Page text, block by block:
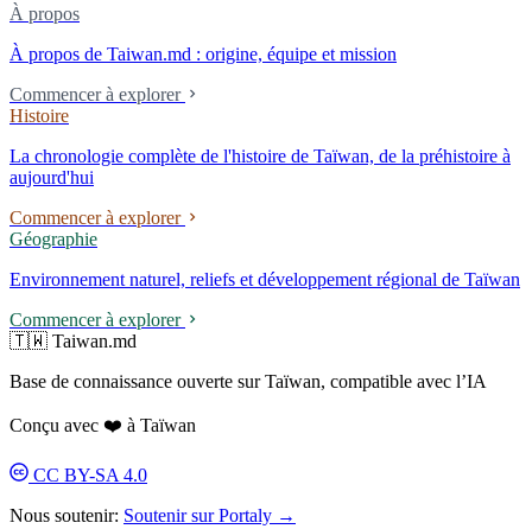
espaces artistiques (Taichung Green Museum, Pavillon de Taïwan à la
Taipei et dans les entrepôts du Pier-2 Art Center à Kaohsiung ; il a
cycle, sans obtenir aucun diplôme ; il déclare : « Avant d'être le
designer Nieh Yung-jen, je suis le citoyen Nieh Yung-jen. » À partir de
2024, il a remporté consécutivement quatre appels d'offres pour des
systèmes d'identité d'entreprises publiques ; le 8 mai 2026, le
lancement du nouveau logo de Taipower a déclenché une controverse
de « favoritisme politique ».
À propos
À propos de Taiwan.md : origine, équipe et mission
Commencer à explorer
Histoire
La chronologie complète de l'histoire de Taïwan, de la préhistoire à
aujourd'hui
Commencer à explorer
Géographie
Environnement naturel, reliefs et développement régional de Taïwan
Commencer à explorer
🇹🇼 Taiwan.md
Base de connaissance ouverte sur Taïwan, compatible avec l’IA
Conçu avec ❤️ à Taïwan
CC BY-SA 4.0
Nous soutenir: Soutenir sur Portaly →